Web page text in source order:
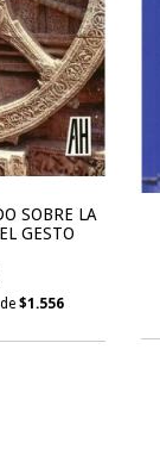
SOBRE LA
GESTO
$1.556